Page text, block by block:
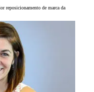
reposicionamento de marca da